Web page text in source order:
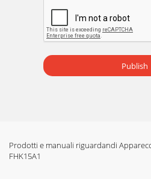
9FR CHGarantieChère cliente,
cie d’une garantie de 3ans,
d’achat. En cas de manques const
Publish
Prodotti e manuali riguardandi
FHK15A1